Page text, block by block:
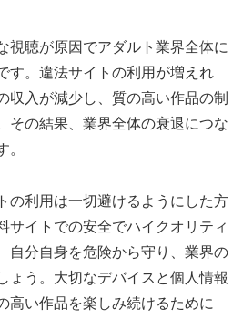
視聴が原因でアダルト業界全体に
す。違法サイトの利用が増えれ
収入が減少し、質の高い作品の制
その結果、業界全体の衰退につな
。
の利用は一切避けるようにした方
サイトでの安全でハイクオリティ
自分自身を危険から守り、業界の
ょう。大切なデバイスと個人情報
高い作品を楽しみ続けるために